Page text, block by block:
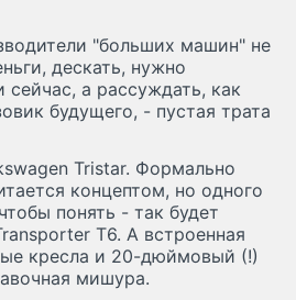
"больших машин" не
дескать, нужно
сейчас, а рассуждать, как
будущего, - пустая трата
Tristar. Формально
концептом, но одного
понять - так будет
T6. А встроенная
кресла и 20-дюймовый (!)
мишура.